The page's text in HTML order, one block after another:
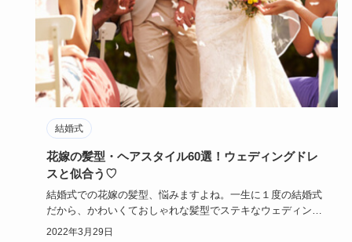
結婚式
花嫁の髪型・ヘアスタイル60選！ウェディングドレ
スと似合う♡
結婚式での花嫁の髪型、悩みますよね。一生に１度の結婚式
だから、かわいくておしゃれな髪型でステキなウェディング
にしたい！今時…
2022年3月29日